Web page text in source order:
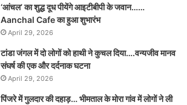
‘आंचल’ का शुद्ध दूध पीयेंगे आइटीबीपी के जवान……
Aanchal Cafe का हुआ शुभारंभ
April 29, 2026
टांडा जंगल में दो लोगों को हाथी ने कुचल दिया….वन्यजीव मानव
संघर्ष की एक और दर्दनाक घटना
April 29, 2026
पिंजरे में गुलदार की दहाड़… भीमताल के मोरा गांव में लोगों ने ली